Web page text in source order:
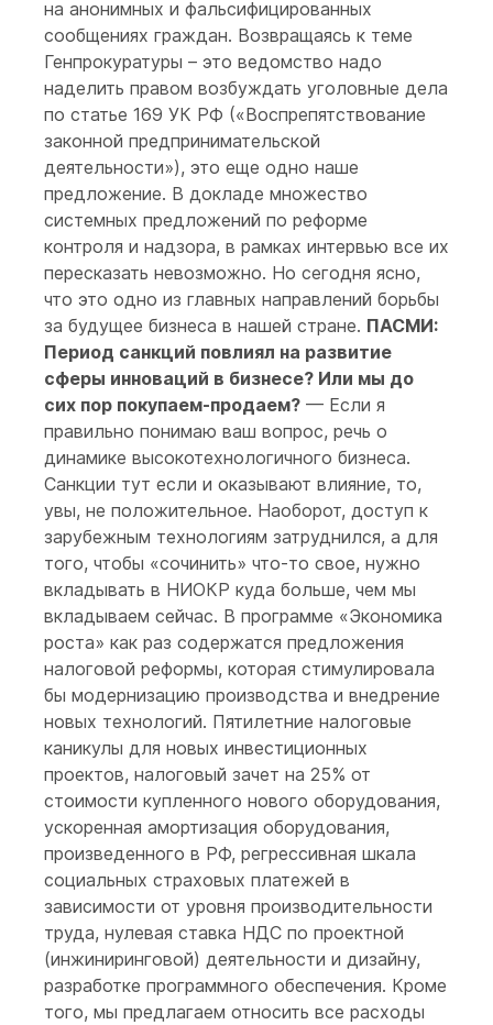
на анонимных и фальсифицированных
сообщениях граждан. Возвращаясь к теме
Генпрокуратуры – это ведомство надо
наделить правом возбуждать уголовные дела
по статье 169 УК РФ («Воспрепятствование
законной предпринимательской
деятельности»), это еще одно наше
предложение. В докладе множество
системных предложений по реформе
контроля и надзора, в рамках интервью все их
пересказать невозможно. Но сегодня ясно,
что это одно из главных направлений борьбы
за будущее бизнеса в нашей стране. ПАСМИ:
Период санкций повлиял на развитие
сферы инноваций в бизнесе? Или мы до
сих пор покупаем-продаем? — Если я
правильно понимаю ваш вопрос, речь о
динамике высокотехнологичного бизнеса.
Санкции тут если и оказывают влияние, то,
увы, не положительное. Наоборот, доступ к
зарубежным технологиям затруднился, а для
того, чтобы «сочинить» что-то свое, нужно
вкладывать в НИОКР куда больше, чем мы
вкладываем сейчас. В программе «Экономика
роста» как раз содержатся предложения
налоговой реформы, которая стимулировала
бы модернизацию производства и внедрение
новых технологий. Пятилетние налоговые
каникулы для новых инвестиционных
проектов, налоговый зачет на 25% от
стоимости купленного нового оборудования,
ускоренная амортизация оборудования,
произведенного в РФ, регрессивная шкала
социальных страховых платежей в
зависимости от уровня производительности
труда, нулевая ставка НДС по проектной
(инжиниринговой) деятельности и дизайну,
разработке программного обеспечения. Кроме
того, мы предлагаем относить все расходы